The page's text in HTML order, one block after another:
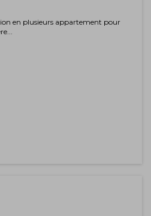
en plusieurs appartement pour